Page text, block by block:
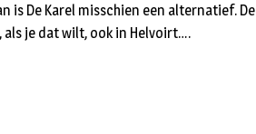
is De Karel misschien een alternatief. De
je dat wilt, ook in Helvoirt….